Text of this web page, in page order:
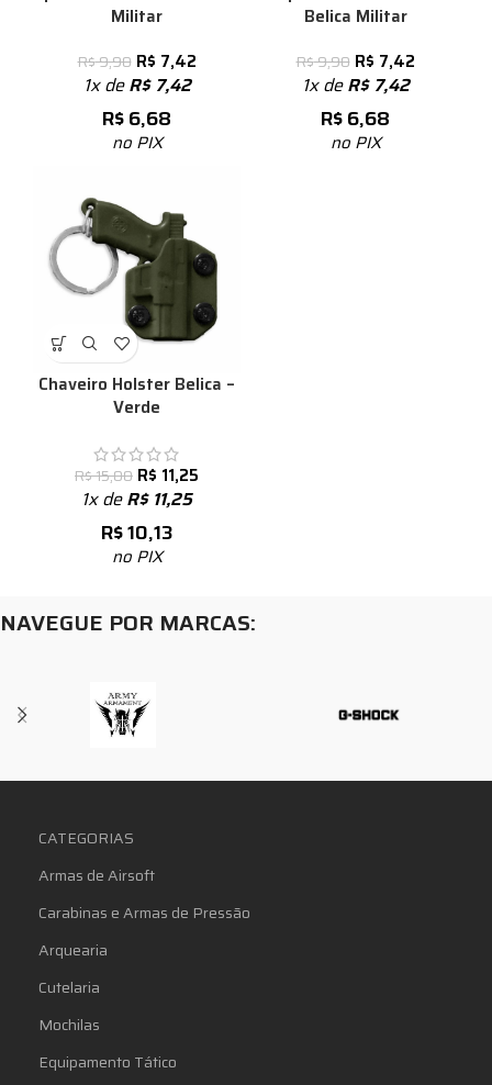
Militar
R$9,90 R$ 7,42
1x deR$7,42
R$6,68
no PIX
Belica Militar
R$9,90 R$ 7,42
1x deR$7,42
R$6,68
no PIX
Chaveiro Holster Belica –
Verde
R$15,00 R$ 11,25
1x deR$11,25
R$10,13
no PIX
NAVEGUE POR MARCAS:
CATEGORIAS
Armas de Airsoft
Carabinas e Armas de Pressão
Arquearia
Cutelaria
Mochilas
Equipamento Tático